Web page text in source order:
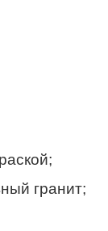
гранит;